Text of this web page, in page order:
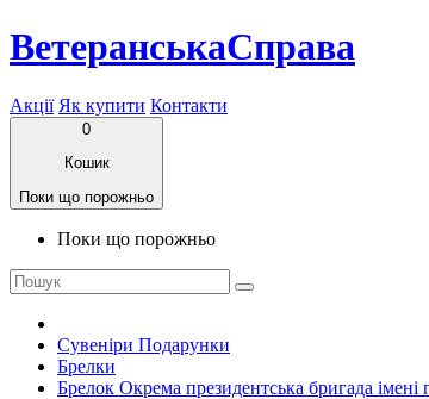
ВетеранськаСправа
Акції Як купити Контакти
0
Кошик
Поки що порожньо
Поки що порожньо
Сувеніри Подарунки
Брелки
Брелок Окрема президентська бригада